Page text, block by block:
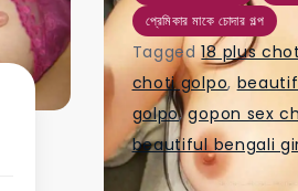
প্রেমিকার মাকে চোদার গল্প
Tagged18 plus
choti golpo,
golpo,gopon sex
beautiful bengali